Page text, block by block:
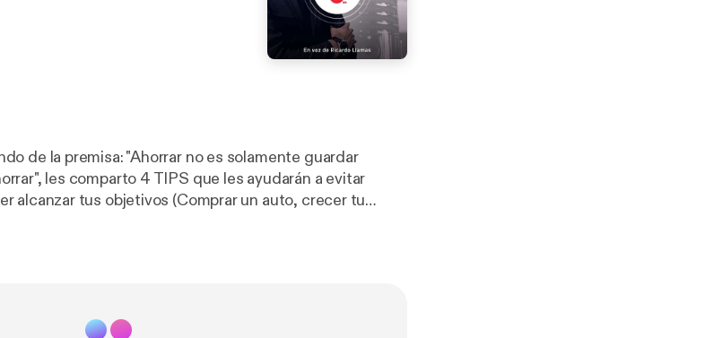
de la premisa: "Ahorrar no es solamente guardar
les comparto 4 TIPS que les ayudarán a evitar
alcanzar tus objetivos (Comprar un auto, crecer tu